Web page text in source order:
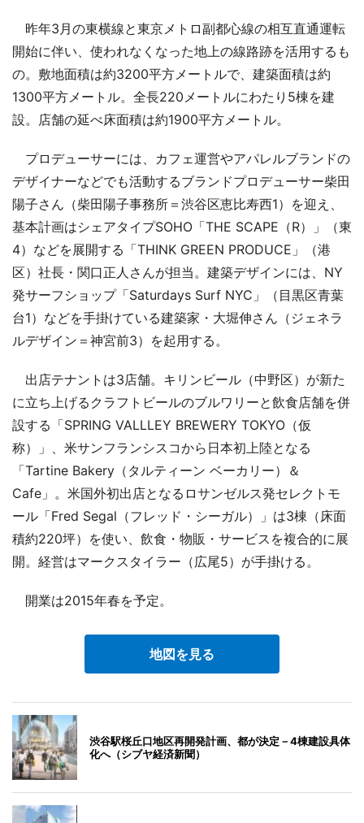
昨年3月の東横線と東京メトロ副都心線の相互直通運転
開始に伴い、使われなくなった地上の線路跡を活用するも
の。敷地面積は約3200平方メートルで、建築面積は約
1300平方メートル。全長220メートルにわたり5棟を建
設。店舗の延べ床面積は約1900平方メートル。
プロデューサーには、カフェ運営やアパレルブランドの
デザイナーなどでも活動するブランドプロデューサー柴田
陽子さん（柴田陽子事務所＝渋谷区恵比寿西1）を迎え、
基本計画はシェアタイプSOHO「THE SCAPE（R）」（東
4）などを展開する「THINK GREEN PRODUCE」（港
区）社長・関口正人さんが担当。建築デザインには、NY
発サーフショップ「Saturdays Surf NYC」（目黒区青葉
台1）などを手掛けている建築家・大堀伸さん（ジェネラ
ルデザイン＝神宮前3）を起用する。
出店テナントは3店舗。キリンビール（中野区）が新た
に立ち上げるクラフトビールのブルワリーと飲食店舗を併
設する「SPRING VALLLEY BREWERY TOKYO（仮
称）」、米サンフランシスコから日本初上陸となる
「Tartine Bakery（タルティーン ベーカリー）＆
Cafe」。米国外初出店となるロサンゼルス発セレクトモ
ール「Fred Segal（フレッド・シーガル）」は3棟（床面
積約220坪）を使い、飲食・物販・サービスを複合的に展
開。経営はマークスタイラー（広尾5）が手掛ける。
開業は2015年春を予定。
地図を見る
渋谷駅桜丘口地区再開発計画、都が決定－4棟建設具体
化へ（シブヤ経済新聞）